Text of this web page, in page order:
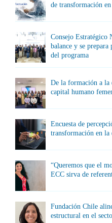
de transformación
Consejo Estratégico
balance y se
del programa
De la formación a la
capital humano
Encuesta de
transformación en la
“Queremos que el
ECC sirva de
Fundación Chile
estructural en el